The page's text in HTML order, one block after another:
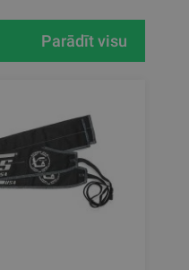
Parādīt visu